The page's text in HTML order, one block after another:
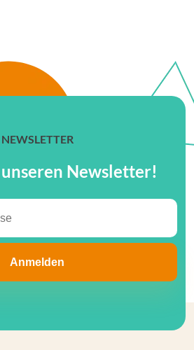
NEWSLETTER
Newsletter!